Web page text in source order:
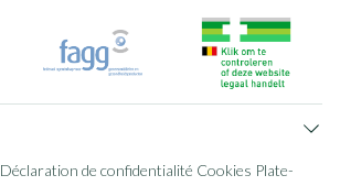
Déclaration de confidentialité Cookies Plate-